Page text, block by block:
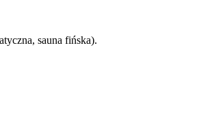
sauna fińska).